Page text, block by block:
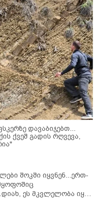
დავაბიჯებთ...
ქვეშ გადის რღვევა,
შოკში იყვნენ...ერთ-
ეს მკვლელობა იყო"
ტრაგედიის